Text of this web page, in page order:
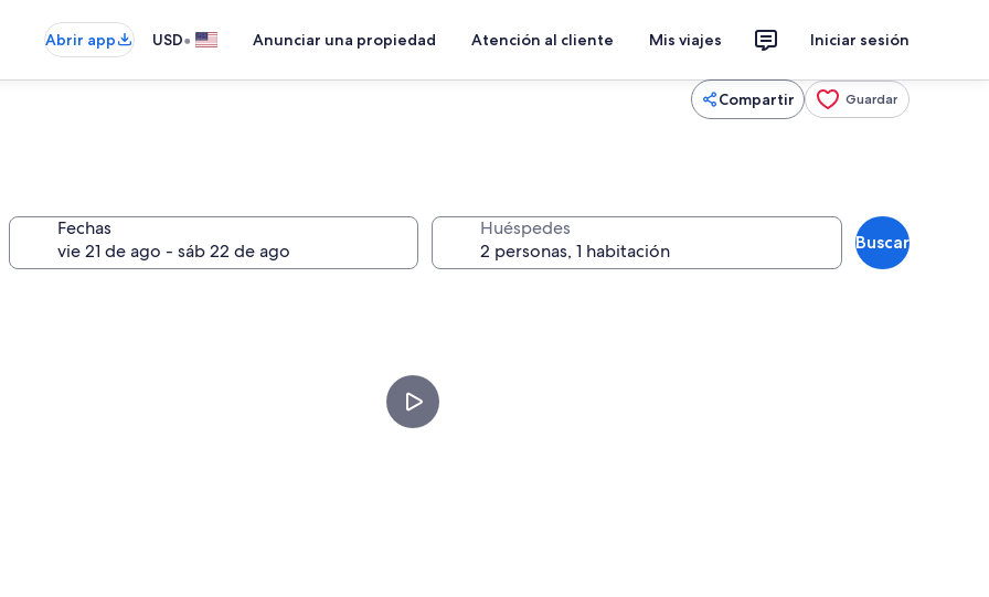
Abrir app USD• Anunciar una propiedad Atención al cliente Mis viajes Iniciar sesión
Compartir Guardar
Fechas Huéspedes
Buscar